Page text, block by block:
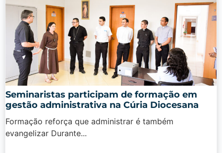
Seminaristas participam de formação em
gestão administrativa na Cúria Diocesana
Formação reforça que administrar é também
evangelizar Durante...